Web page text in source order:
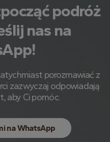
podróż
nas na
porozmawiać z
zazwyczaj odpowiadają
aby Ci pomóc.
na WhatsApp